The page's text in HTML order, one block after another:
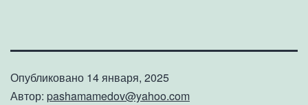
Опубликовано 14 января, 2025
Автор: pashamamedov@yahoo.com